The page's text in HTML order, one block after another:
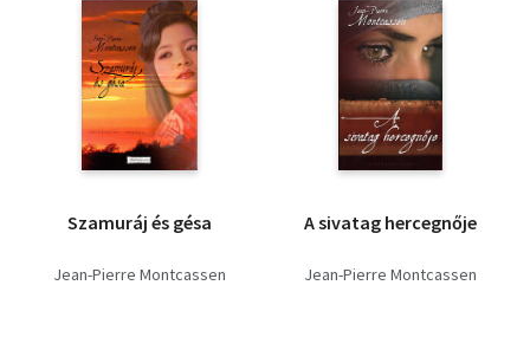
Szamuráj és gésa
Jean-Pierre Montcassen
A sivatag hercegnője
Jean-Pierre Montcassen